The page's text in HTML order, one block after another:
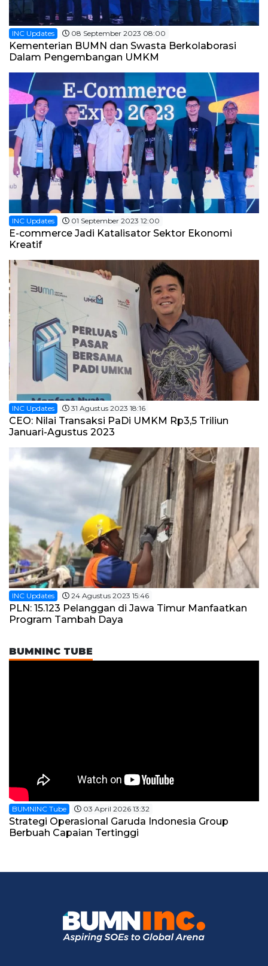
INC Updates 08 September 2023 08:00
Kementerian BUMN dan Swasta Berkolaborasi
Dalam Pengembangan UMKM
INC Updates 01 September 2023 12:00
E-commerce Jadi Katalisator Sektor Ekonomi
Kreatif
INC Updates 31 Agustus 2023 18:16
CEO: Nilai Transaksi PaDi UMKM Rp3,5 Triliun
Januari-Agustus 2023
INC Updates 24 Agustus 2023 15:46
PLN: 15.123 Pelanggan di Jawa Timur Manfaatkan
Program Tambah Daya
BUMNINC TUBE
BUMNINC Tube 03 April 2026 13:32
Strategi Operasional Garuda Indonesia Group
Berbuah Capaian Tertinggi